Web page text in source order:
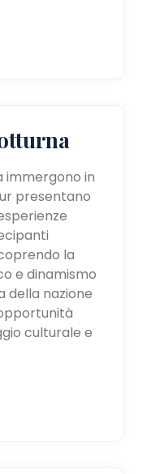
immergono in
presentano
la
e dinamismo
della nazione
culturale e